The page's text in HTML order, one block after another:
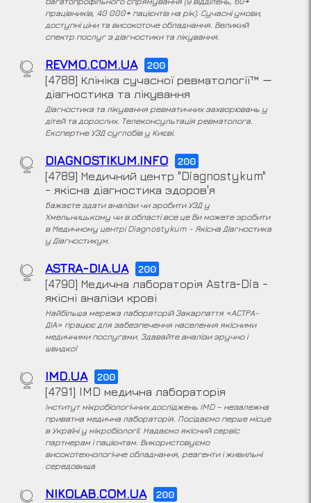
працівників, 40 000+ пацієнтів на рік). Сучасні умови,
доступні ціни та високоточе обладнання. Великий
спектр послуг з діагностики та лікування.
REVMO.COM.UA 200
[4788] Клініка сучасної ревматології™ —
діагностика та лікування
Діагностика та лікування ревматичних захворювань у
дітей та дорослих. Телеконсультація ревматолога.
Експертне УЗД суглобів у Києві.
DIAGNOSTIKUM.INFO 200
[4789] Медичний центр "Diagnostykum"
- якісна діагностика здоров'я
Бажаєте здати аналізи чи зробити УЗД у
Хмельницькому чи в області все це Ви можете зробити
в Медичному центрі Diagnostykum - Якісна Діагностика
у Діагностикум.
ASTRA-DIA.UA 200
[4790] Медична лабораторія Astra-Dia -
якісні аналізи крові
Найбільша мережа лабораторій Закарпаття «АСТРА-
ДІА» працює для забезпечення населення якісними
медичними послугами. Здавайте аналізи зручно і
швидко!
IMD.UA 200
[4791] IMD медична лабораторія
Інститут мікробіологічних досліджень IMD – незалежна
приватна медична лабораторія. Посідаємо перше місце
в Україні у мікробіології. Надаємо якісний сервіс
партнерам і пацієнтам. Використовуємо
високотехнологічне обладнання, реагенти і живильні
середовища
NIKOLAB.COM.UA 200